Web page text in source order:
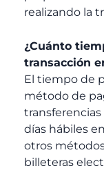
realizando la
¿Cuánto
transacción
El tiempo de
método de
transferencias
días hábiles
otros
billeteras